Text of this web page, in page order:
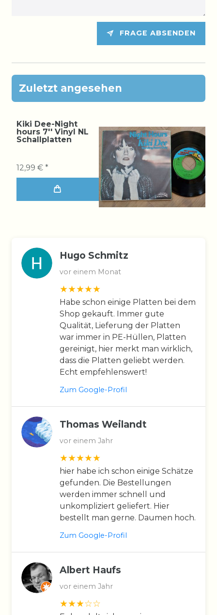
FRAGE ABSENDEN
Zuletzt angesehen
Kiki Dee-Night
hours 7'' Vinyl NL
Schallplatten
12,99 € *
Hugo Schmitz
vor einem Monat
Habe schon einige Platten bei dem
Shop gekauft. Immer gute
Qualität, Lieferung der Platten
war immer in PE-Hüllen, Platten
gereinigt, hier merkt man wirklich,
dass die Platten geliebt werden.
Echt empfehlenswert!
Zum Google-Profil
Thomas Weilandt
vor einem Jahr
hier habe ich schon einige Schätze
gefunden. Die Bestellungen
werden immer schnell und
unkompliziert geliefert. Hier
bestellt man gerne. Daumen hoch.
Zum Google-Profil
Albert Haufs
vor einem Jahr